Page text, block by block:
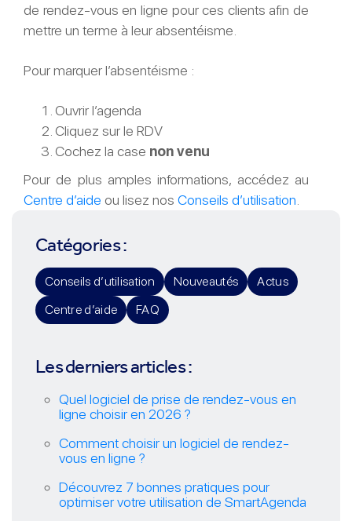
de rendez-vous en ligne pour ces clients afin de
mettre un terme à leur absentéisme.
Pour marquer l’absentéisme :
Ouvrir l’agenda
Cliquez sur le RDV
Cochez la case non venu
Pour de plus amples informations, accédez au
Centre d’aide ou lisez nos Conseils d’utilisation
Catégories :
Conseils d’utilisation Nouveautés
Actus
Centre d’aide
FAQ
Les derniers articles :
Quel logiciel de prise de rendez-vous en
ligne choisir en 2026 ?
Comment choisir un logiciel de rendez-
vous en ligne ?
Découvrez 7 bonnes pratiques pour
optimiser votre utilisation de SmartAgenda